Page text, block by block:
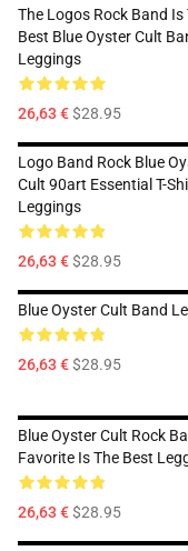
The Logos Rock Band Is
Best Blue Oyster Cult
Leggings
26,63 €$28.95
Logo Band Rock Blue
Cult 90art Essential T-
Leggings
26,63 €$28.95
Blue Oyster Cult Band
26,63 €$28.95
Blue Oyster Cult Rock
Favorite Is The Best
26,63 €$28.95